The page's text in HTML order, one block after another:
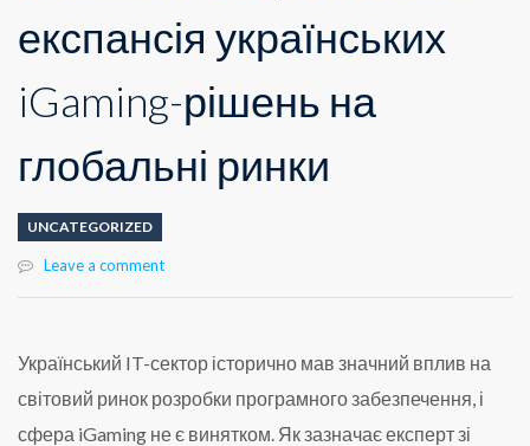
експансія українських
iGaming-рішень на
глобальні ринки
UNCATEGORIZED
Leave a comment
Український IT-сектор історично мав значний вплив на
світовий ринок розробки програмного забезпечення, і
сфера iGaming не є винятком. Як зазначає експерт зі